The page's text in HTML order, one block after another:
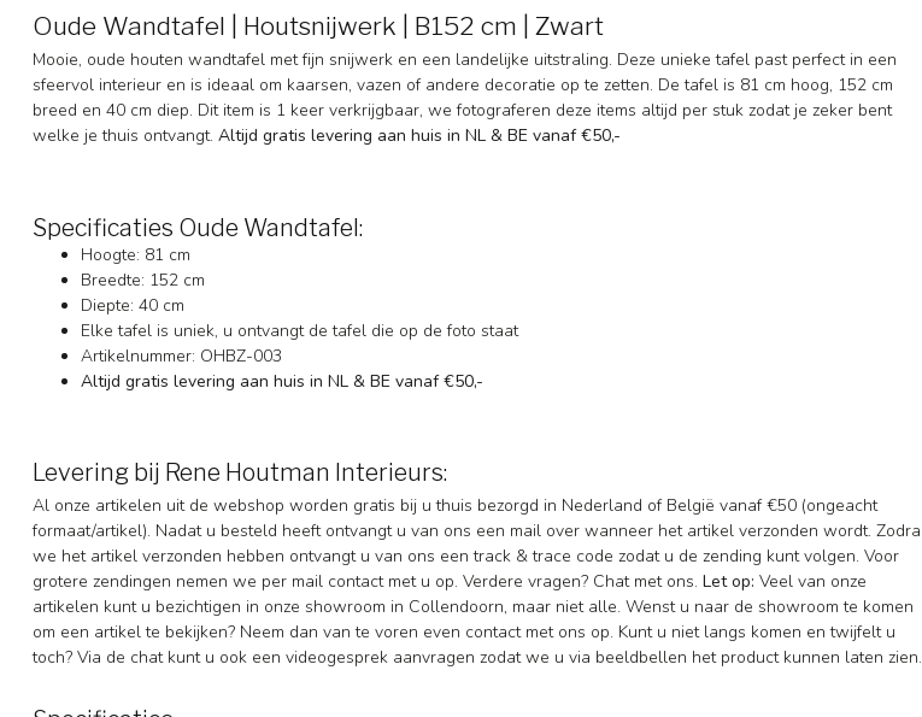
Oude Wandtafel | Houtsnijwerk | B152 cm | Zwart
Mooie, oude houten wandtafel met fijn snijwerk en een landelijke uitstraling. Deze unieke tafel past perfect in een
sfeervol interieur en is ideaal om kaarsen, vazen of andere decoratie op te zetten. De tafel is 81 cm hoog, 152 cm
breed en 40 cm diep. Dit item is 1 keer verkrijgbaar, we fotograferen deze items altijd per stuk zodat je zeker bent
welke je thuis ontvangt. Altijd gratis levering aan huis in NL & BE vanaf €50,-
Specificaties Oude Wandtafel:
Hoogte: 81 cm
Breedte: 152 cm
Diepte: 40 cm
Elke tafel is uniek, u ontvangt de tafel die op de foto staat
Artikelnummer: OHBZ-003
Altijd gratis levering aan huis in NL & BE vanaf €50,-
Levering bij Rene Houtman Interieurs:
Al onze artikelen uit de webshop worden gratis bij u thuis bezorgd in Nederland of België vanaf €50 (ongeacht
formaat/artikel). Nadat u besteld heeft ontvangt u van ons een mail over wanneer het artikel verzonden wordt. Zodra
we het artikel verzonden hebben ontvangt u van ons een track & trace code zodat u de zending kunt volgen. Voor
grotere zendingen nemen we per mail contact met u op. Verdere vragen? Chat met ons. Let op: Veel van onze
artikelen kunt u bezichtigen in onze showroom in Collendoorn, maar niet alle. Wenst u naar de showroom te komen
om een artikel te bekijken? Neem dan van te voren even contact met ons op. Kunt u niet langs komen en twijfelt u
toch? Via de chat kunt u ook een videogesprek aanvragen zodat we u via beeldbellen het product kunnen laten zien.